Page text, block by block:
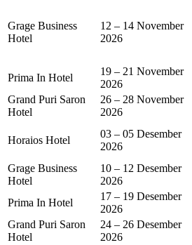
Grage Business
Hotel
12 – 14 November
2026
Prima In Hotel
19 – 21 November
2026
Grand Puri Saron
Hotel
26 – 28 November
2026
Horaios Hotel
03 – 05 Desember
2026
Grage Business
Hotel
10 – 12 Desember
2026
Prima In Hotel
17 – 19 Desember
2026
Grand Puri Saron
Hotel
24 – 26 Desember
2026